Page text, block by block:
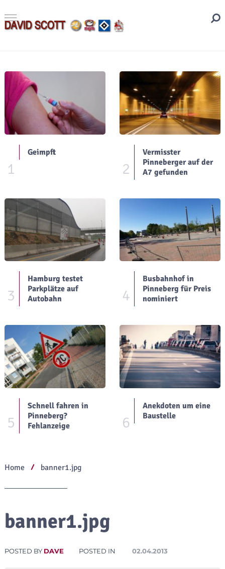
1
Geimpft
2
Vermisster
Pinneberger auf der
A7 gefunden
3
Hamburg testet
Parkplätze auf
Autobahn
4
Busbahnhof in
Pinneberg für Preis
nominiert
5
Schnell fahren in
Pinneberg?
Fehlanzeige
6
Anekdoten um eine
Baustelle
Home banner1.jpg
banner1.jpg
POSTED BY DAVE POSTED IN 02.04.2013